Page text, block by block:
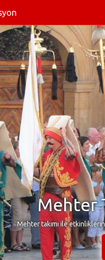
Mehter
Mehter takımı ile